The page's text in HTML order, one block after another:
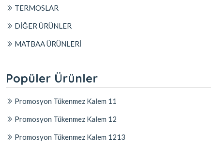
TERMOSLAR
DİĞER ÜRÜNLER
MATBAA ÜRÜNLERİ
Popüler Ürünler
Promosyon Tükenmez Kalem 11
Promosyon Tükenmez Kalem 12
Promosyon Tükenmez Kalem 1213